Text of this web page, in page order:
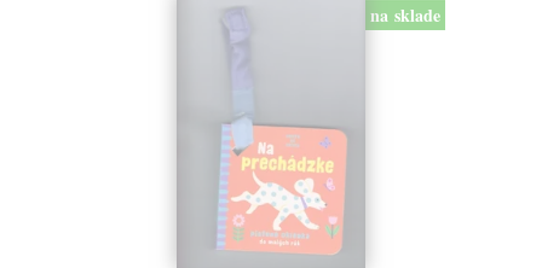
na sklade